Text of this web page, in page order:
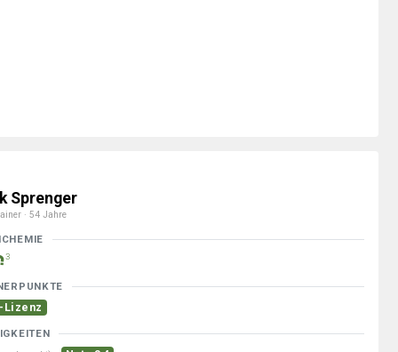
Sprenger
· 54 Jahre
3
Lizenz